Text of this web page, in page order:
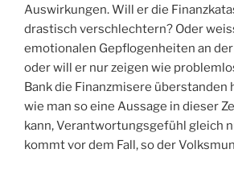
Auswirkungen. Will er die
drastisch verschlechtern? Oder
emotionalen Gepflogenheiten an
oder will er nur zeigen wie
Bank die Finanzmisere überstanden
wie man so eine Aussage in dieser
kann, Verantwortungsgefühl gleich
kommt vor dem Fall, so der